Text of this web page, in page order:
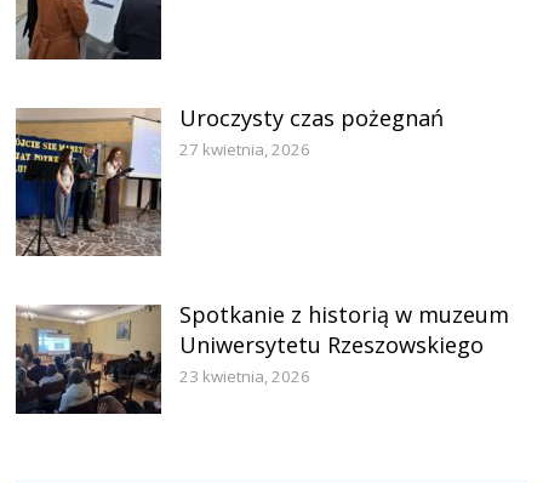
Uroczysty czas pożegnań
27 kwietnia, 2026
Spotkanie z historią w muzeum
Uniwersytetu Rzeszowskiego
23 kwietnia, 2026